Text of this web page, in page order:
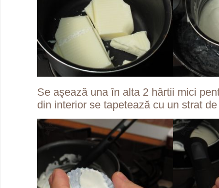
Se aşează una în alta 2 hârtii mici
din interior se tapetează cu un strat